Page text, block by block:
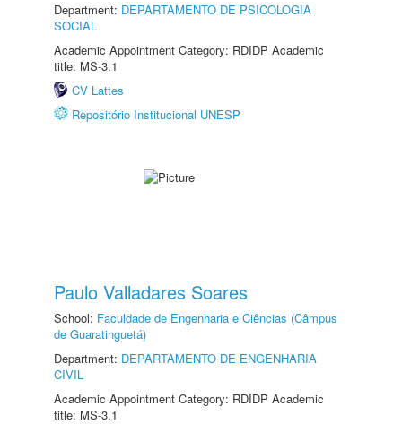
Department: DEPARTAMENTO DE PSICOLOGIA
SOCIAL
Academic Appointment Category: RDIDP Academic
title: MS-3.1
CV Lattes
Repositório Institucional UNESP
Paulo Valladares Soares
School: Faculdade de Engenharia e Ciências (Câmpus
de Guaratinguetá)
Department: DEPARTAMENTO DE ENGENHARIA
CIVIL
Academic Appointment Category: RDIDP Academic
title: MS-3.1